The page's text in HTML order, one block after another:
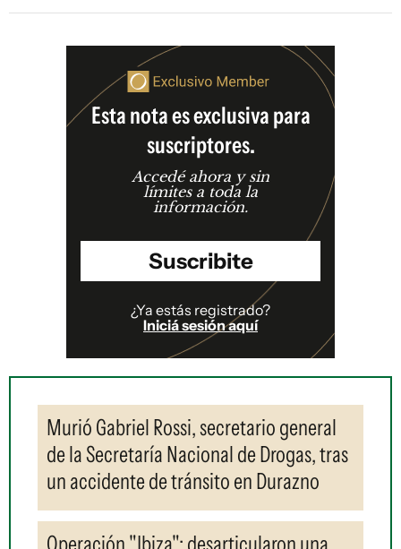
Esta nota es exclusiva para
suscriptores.
Accedé ahora y sin
límites a toda la
información.
Suscribite
¿Ya estás registrado?
Iniciá sesión aquí
Murió Gabriel Rossi, secretario general
de la Secretaría Nacional de Drogas, tras
un accidente de tránsito en Durazno
Operación "Ibiza": desarticularon una